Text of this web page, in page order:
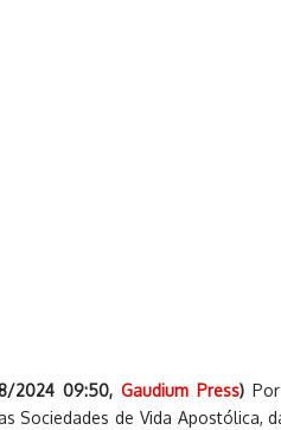
2024 09:50,Gaudium Press)
Sociedades de Vida Apostólica,